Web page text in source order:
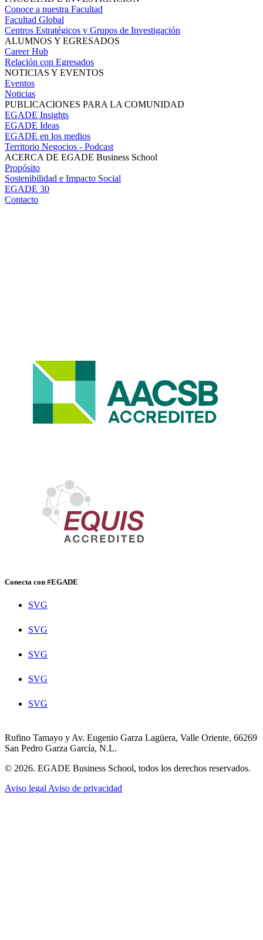
Conoce a nuestra Facultad
Facultad Global
Centros Estratégicos y Grupos de Investigación
ALUMNOS Y EGRESADOS
Career Hub
Relación con Egresados
NOTICIAS Y EVENTOS
Eventos
Noticias
PUBLICACIONES PARA LA COMUNIDAD
EGADE Insights
EGADE Ideas
EGADE en los medios
Territorio Negocios - Podcast
ACERCA DE EGADE Business School
Propósito
Sostenibilidad e Impacto Social
EGADE 30
Contacto
Conecta con #EGADE
SVG
SVG
SVG
SVG
SVG
Rufino Tamayo y Av. Eugenio Garza Lagüera, Valle Oriente, 66269
San Pedro Garza García, N.L.
© 2026. EGADE Business School, todos los derechos reservados.
Aviso legal Aviso de privacidad